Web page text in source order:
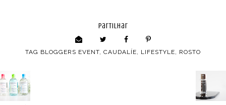
partilhar
TAG BLOGGERS EVENT, CAUDALÍE, LIFESTYLE, ROSTO